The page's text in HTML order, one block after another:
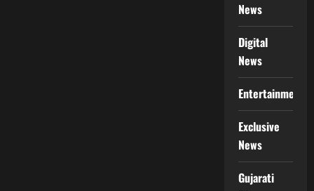
News
Digital
News
Entertainment
Exclusive
News
Gujarati